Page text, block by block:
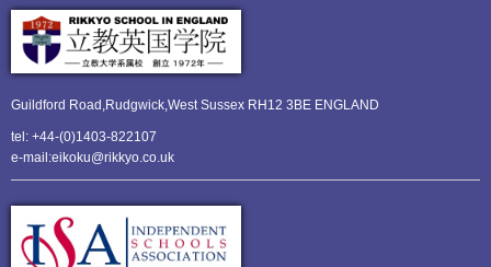
Guildford Road,Rudgwick,West Sussex RH12 3BE ENGLAND
tel: +44-(0)1403-822107
e-mail:eikoku@rikkyo.co.uk